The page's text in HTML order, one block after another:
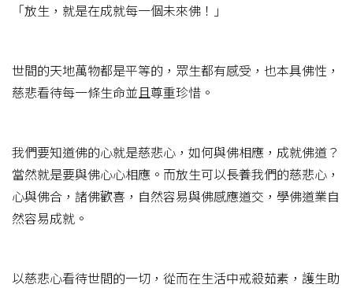
「放生，就是在成就每一個未來佛！」
世間的天地萬物都是平等的，眾生都有感受，也本具佛性，
慈悲看待每一條生命並且尊重珍惜。
我們要知道佛的心就是慈悲心，如何與佛相應，成就佛道？
當然就是要與佛心心相應。而放生可以長養我們的慈悲心，
心與佛合，諸佛歡喜，自然容易與佛感應道交，學佛道業自
然容易成就。
以慈悲心看待世間的一切，從而在生活中戒殺茹素，護生助